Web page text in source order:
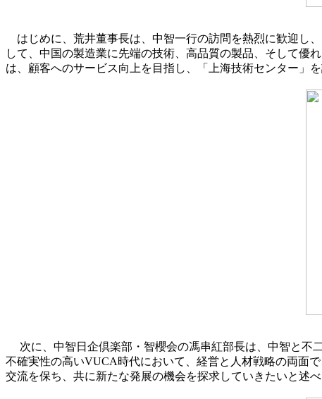
はじめに、荒井董事長は、中智一行の訪問を熱烈に歓迎し
して、中国の製造業に先端の技術、高品質の製品、そして優
は、顧客へのサービス向上を目指し、「上海技術センター」
次に、中智日企倶楽部・智櫻会の馮串紅部長は、中智と不
不確実性の高いVUCA時代において、経営と人材戦略の両面
交流を保ち、共に新たな発展の機会を探求していきたいと述べ